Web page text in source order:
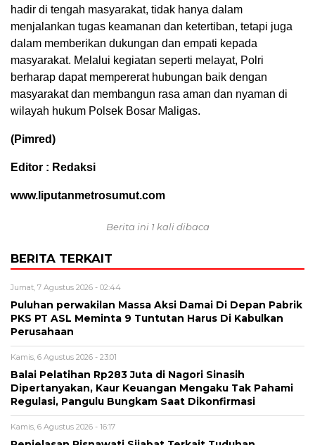
hadir di tengah masyarakat, tidak hanya dalam
menjalankan tugas keamanan dan ketertiban, tetapi juga
dalam memberikan dukungan dan empati kepada
masyarakat. Melalui kegiatan seperti melayat, Polri
berharap dapat mempererat hubungan baik dengan
masyarakat dan membangun rasa aman dan nyaman di
wilayah hukum Polsek Bosar Maligas.
(Pimred)
Editor : Redaksi
www.liputanmetrosumut.com
Berita ini 1 kali dibaca
BERITA TERKAIT
Jumat, 7 Agustus 2026 - 02:44
Puluhan perwakilan Massa Aksi Damai Di Depan Pabrik
PKS PT ASL Meminta 9 Tuntutan Harus Di Kabulkan
Perusahaan
Kamis, 6 Agustus 2026 - 23:01
Balai Pelatihan Rp283 Juta di Nagori Sinasih
Dipertanyakan, Kaur Keuangan Mengaku Tak Pahami
Regulasi, Pangulu Bungkam Saat Dikonfirmasi
Kamis, 6 Agustus 2026 - 16:17